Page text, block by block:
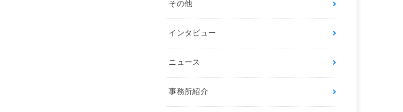
その他
インタビュー
ニュース
事務所紹介